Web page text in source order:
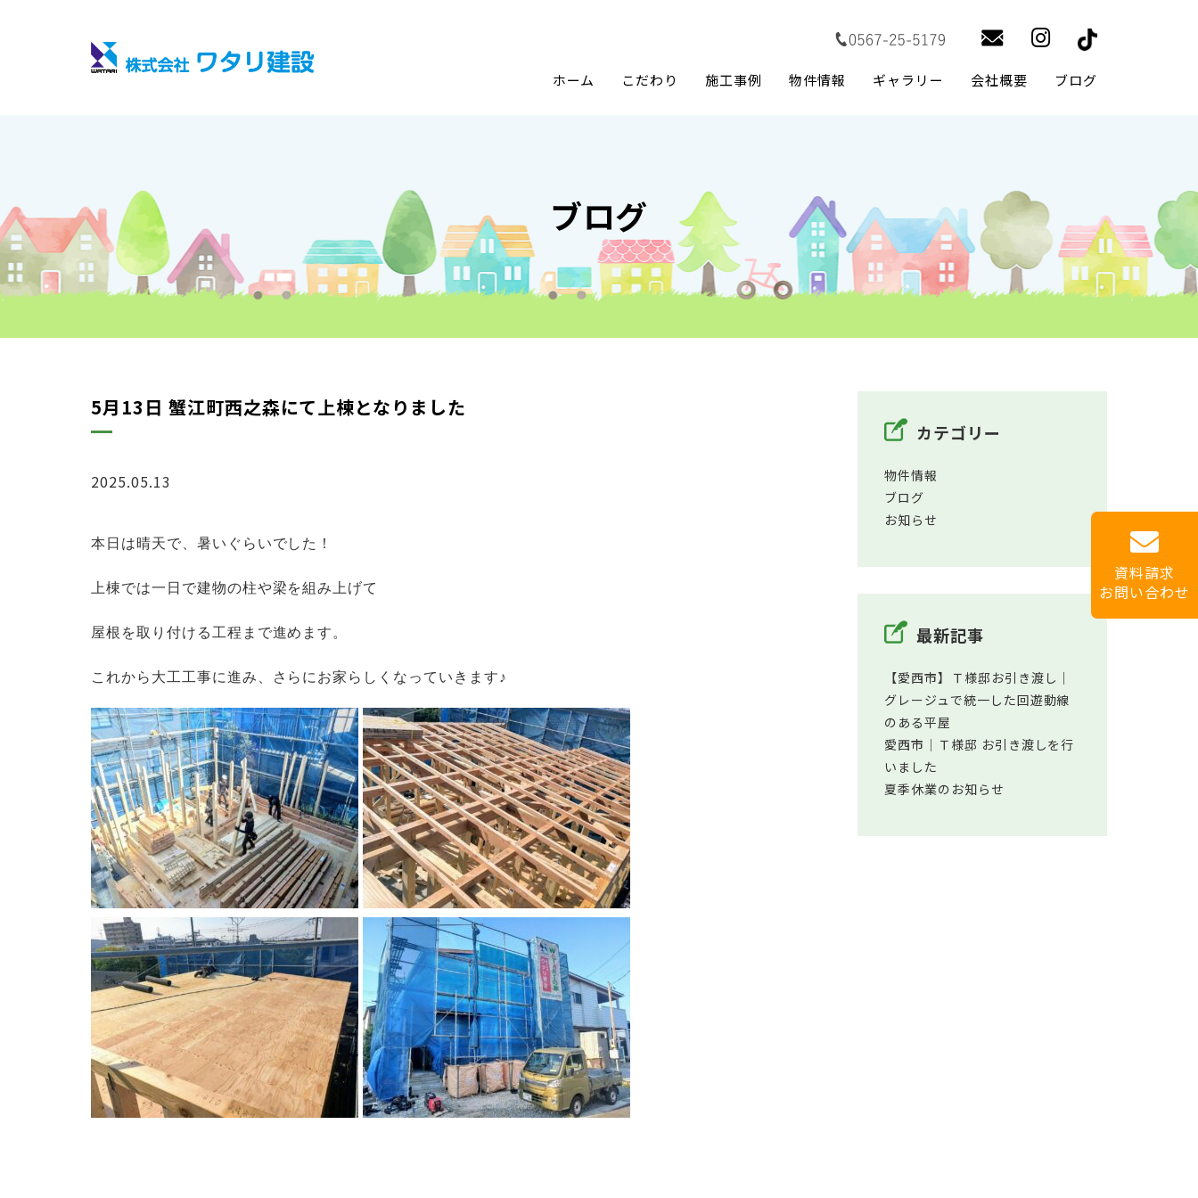
ホーム こだわり 施工事例 物件情報 ギャラリー 会社概要 ブログ
資料請求
お問い合わせ
ブログ
5月13日 蟹江町西之森にて上棟となりました
2025.05.13
本日は晴天で、暑いぐらいでした！
上棟では一日で建物の柱や梁を組み上げて
屋根を取り付ける 工程まで進めます。
これから大工工事に進み、さらにお家らしくなっていきます♪
カテゴリー
物件情報
ブログ
お知らせ
最新記事
【愛西市】Ｔ様邸お引き渡し｜
グレージュで統一した回遊動線
のある平屋
愛西市│Ｔ様邸 お引き渡しを行
いました
夏季休業のお知らせ